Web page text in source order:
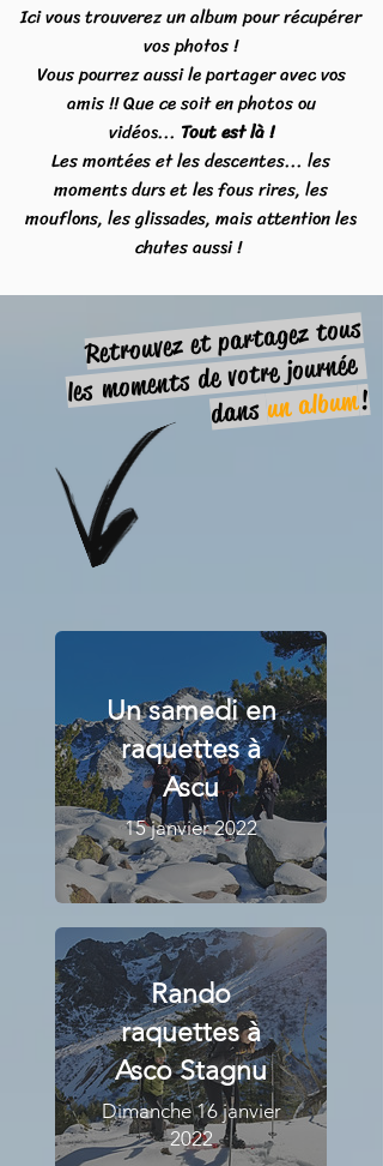
Ici vous trouverez un album pour récupérer
vos photos !
Vous pourrez aussi le partager avec vos
amis !!Que ce soit en photos ou
vidéos... Tout est là !
Les montées et les descentes... les
moments durs et les fous rires, les
mouflons, les glissades, mais attention les
chutes aussi !
Retrouvez et partagez tous
les moments de votre journée
dansun album!
Un samedi en
raquettes à
Ascu
15 janvier 2022
Rando
raquettes à
Asco Stagnu
Dimanche 16 janvier
2022